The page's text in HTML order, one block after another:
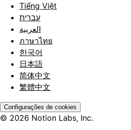
Tiếng Việt
עברית
العربية
ภาษาไทย
한국어
日本語
简体中文
繁體中文
Configurações de cookies
© 2026 Notion Labs, Inc.